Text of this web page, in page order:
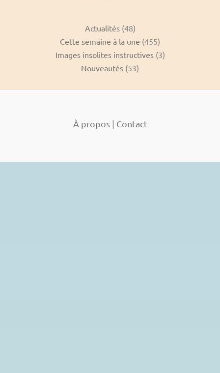
Actualités(48)
Cette semaine à la une (455)
Images insolites instructives(3)
Nouveautés (53)
À propos| Contact